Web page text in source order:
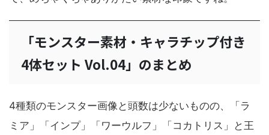
「モンスター素材・キャラチップ付き
4体セット Vol.04」のまとめ
4種類のモンスター画像と頭数は少ないものの、「ラ
ミア」「インプ」「ワーウルフ」「コカトリス」と王